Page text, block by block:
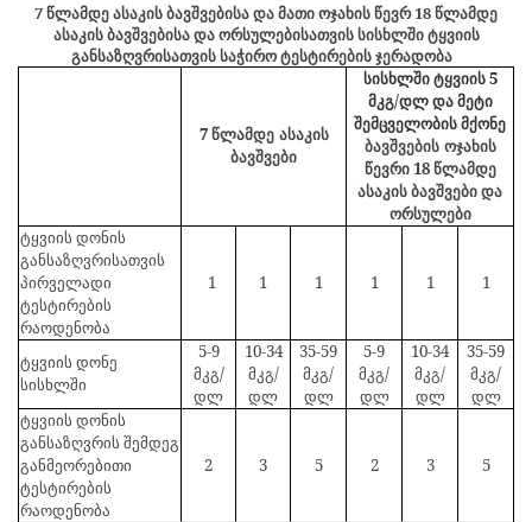
7 წლამდე ასაკის ბავშვებისა და მათი ოჯახის წევრ 18 წლამდე
ასაკის ბავშვებისა და ორსულებისათვის სისხლში ტყვიის
განსაზღვრისათვის საჭირო ტესტირების ჯერადობა
7 წლამდე ასაკის
ბავშვები
სისხლში ტყვიის 5
მკგ/დლ და მეტი
შემცველობის მქონე
ბავშვების ოჯახის
წევრი 18 წლამდე
ასაკისბავშვები და
ორსულები
ტყვიის დონის
განსაზღვრისათვის
პირველადი
ტესტირების
რაოდენობა
1 1 1 1 1 1
ტყვიის დონე
სისხლში
5-9
მკგ/
დლ
10-34
მკგ/
დლ
35-59
მკგ/
დლ
5-9
მკგ/
დლ
10-34
მკგ/
დლ
35-59
მკგ/
დლ
ტყვიის დონის
განსაზღვრის შემდეგ
განმეორებითი
ტესტირების
რაოდენობა
2 3 5 2 3 5